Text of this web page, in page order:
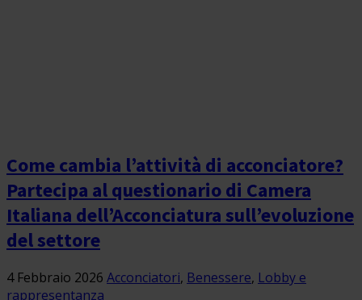
Come cambia l’attività di acconciatore?
Partecipa al questionario di Camera
Italiana dell’Acconciatura sull’evoluzione
del settore
4 Febbraio 2026 Acconciatori, Benessere, Lobby e
rappresentanza